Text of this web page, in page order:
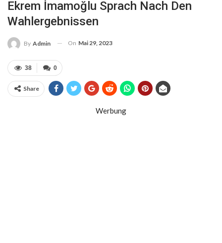
Ekrem İmamoğlu Sprach Nach Den
Wahlergebnissen
By Admin On Mai 29, 2023
0
38
Share
Werbung